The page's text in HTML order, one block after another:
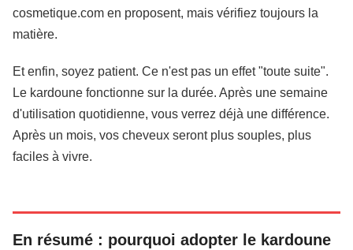
cosmetique.com en proposent, mais vérifiez toujours la
matière.
Et enfin, soyez patient. Ce n'est pas un effet "toute suite".
Le kardoune fonctionne sur la durée. Après une semaine
d'utilisation quotidienne, vous verrez déjà une différence.
Après un mois, vos cheveux seront plus souples, plus
faciles à vivre.
En résumé : pourquoi adopter le kardoune